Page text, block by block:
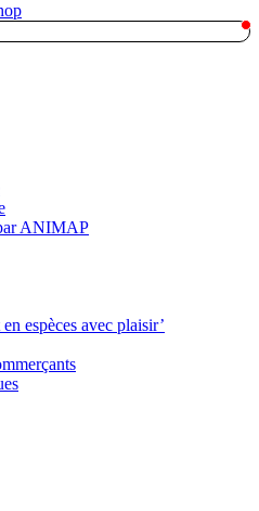
ANIMAP
espèces avec plaisir’